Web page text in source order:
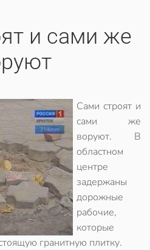
и сами же
Сами строят и
сами же
воруют. В
областном
центре
задержаны
дорожные
рабочие,
которые
гранитную плитку.